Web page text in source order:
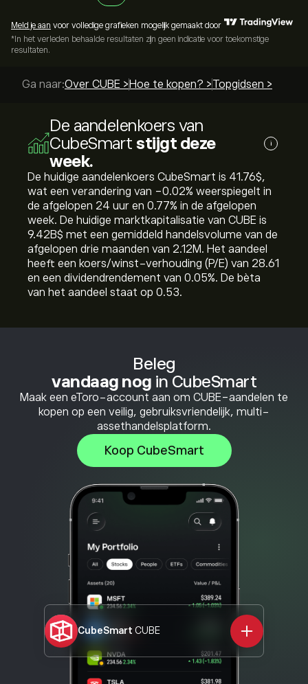
Beleg
vandaag nog in CubeSmart
Maak een eToro-account aan om CUBE-aandelen te
kopen op een veilig, gebruiksvriendelijk, multi-
assethandelsplatform.
Koop CubeSmart
CubeSmart CUBE
Meld je aan voor volledige grafieken mogelijk gemaakt door
*In het verleden behaalde resultaten zijn geen indicatie voor toekomstige
resultaten.
Ga naar:Over CUBE > Hoe te kopen? >Topgidsen >
De aandelenkoers van
CubeSmart stijgt deze
week.
i
De huidige aandelenkoers CubeSmart is 41.76‎$‎,
wat een verandering van ‎-0.02‎% weerspiegelt in
de afgelopen 24 uur en ‎0.77‎% in de afgelopen
week. De huidige marktkapitalisatie van CUBE is
9.42B‎$‎ met een gemiddeld handelsvolume van de
afgelopen drie maanden van 2.12M. Het aandeel
heeft een koers/winst-verhouding (P/E) van 28.61
en een dividendrendement van 0.05%. De bèta
van het aandeel staat op 0.53.